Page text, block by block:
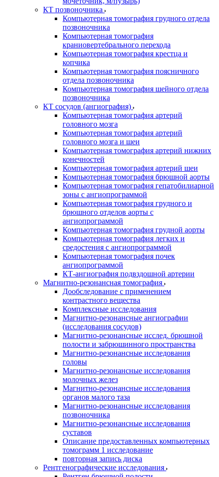
КТ позвоночника
Компьютерная томография грудного отдела
позвоночника
Компьютерная томография
краниовертебрального перехода
Компьютерная томография крестца и
копчика
Компьютерная томография поясничного
отдела позвоночника
Компьютерная томография шейного отдела
позвоночника
КТ сосудов (ангиография)
Компьютерная томография артерий
головного мозга
Компьютерная томография артерий
головного мозга и шеи
Компьютерная томография артерий нижних
конечностей
Компьютерная томография артерий шеи
Компьютерная томография брюшной аорты
Компьютерная томография гепатобилиарной
зоны с ангиопрограммой
Компьютерная томография грудного и
брюшного отделов аорты с
ангиопрограммой
Компьютерная томография грудной аорты
Компьютерная томография легких и
средостения с ангиопрограммой
Компьютерная томография почек
ангиопрограммой
КТ-ангиография подвздошной артерии
Магнитно-резонансная томография
Дообследование с применением
контрастного вещества
Комплексные исследования
Магнитно-резонансные ангиографии
(исследования сосудов)
Магнитно-резонансные исслед. брюшной
полости и забрюшинного пространства
Магнитно-резонансные исследования
головы
Магнитно-резонансные исследования
молочных желез
Магнитно-резонансные исследования
органов малого таза
Магнитно-резонансные исследования
позвоночника
Магнитно-резонансные исследования
суставов
Описание предоставленных компьютерных
томограмм 1 исследование
повторная запись диска
Рентгенографические исследования